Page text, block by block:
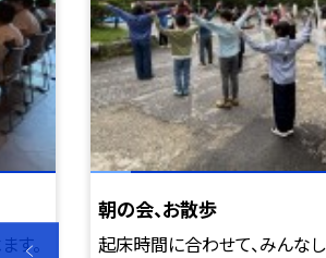
す。
朝の会、お散歩
起床時間に合わせて、みんな